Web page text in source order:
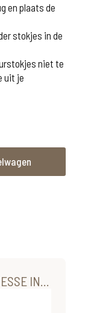
en plaats de
stokjes in de
niet te
uit je
IN...